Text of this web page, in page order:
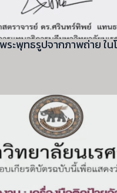
ระพุทธรูปจากภาพถ่าย